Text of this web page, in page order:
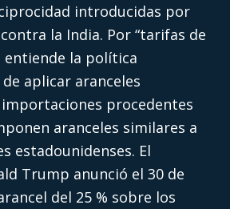
introducidas por
la India. Por “tarifas de
entiende la política
aplicar aranceles
procedentes
aranceles similares a
estadounidenses. El
Trump anunció el 30 de
del 25 % sobre los